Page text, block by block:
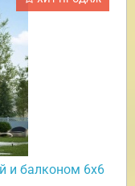
и балконом 6х6